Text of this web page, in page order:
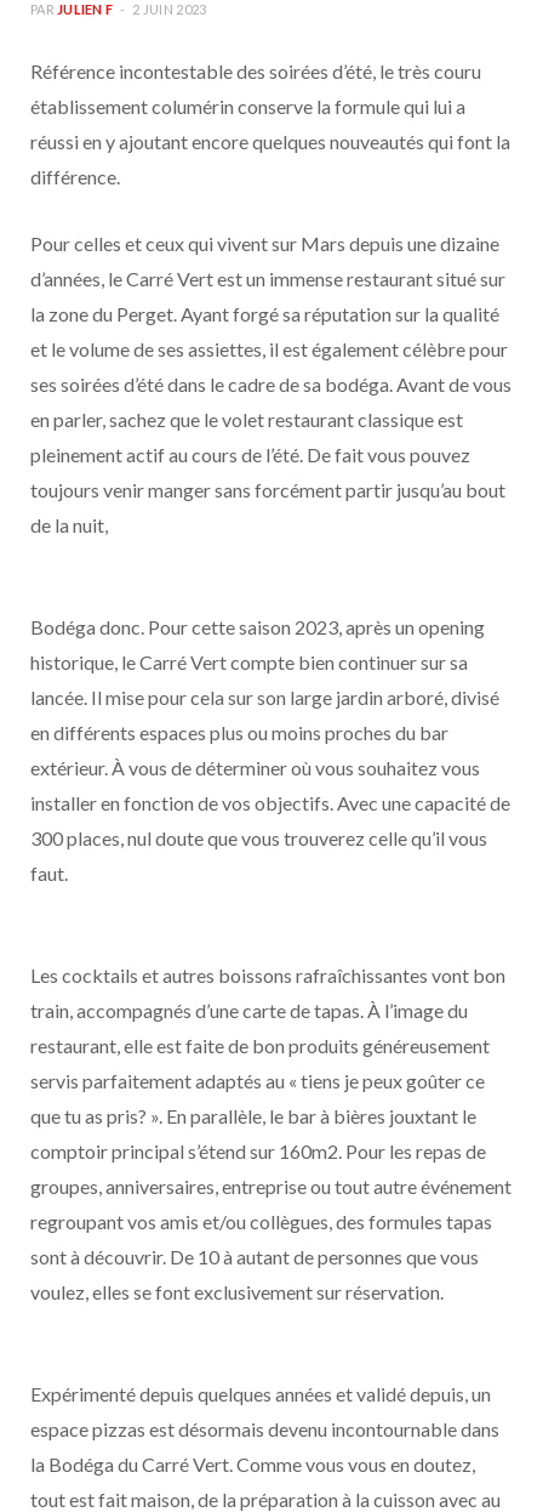
PAR JULIEN F 2 JUIN 2023
Référence incontestable des soirées d’été, le très couru
établissement columérin conserve la formule qui lui a
réussi en y ajoutant encore quelques nouveautés qui font la
différence.
Pour celles et ceux qui vivent sur Mars depuis une dizaine
d’années, le Carré Vert est un immense restaurant situé sur
la zone du Perget. Ayant forgé sa réputation sur la qualité
et le volume de ses assiettes, il est également célèbre pour
ses soirées d’été dans le cadre de sa bodéga. Avant de vous
en parler, sachez que le volet restaurant classique est
pleinement actif au cours de l’été. De fait vous pouvez
toujours venir manger sans forcément partir jusqu’au bout
de la nuit,
Bodéga donc. Pour cette saison 2023, après un opening
historique, le Carré Vert compte bien continuer sur sa
lancée. Il mise pour cela sur son large jardin arboré, divisé
en différents espaces plus ou moins proches du bar
extérieur. À vous de déterminer où vous souhaitez vous
installer en fonction de vos objectifs. Avec une capacité de
300 places, nul doute que vous trouverez celle qu’il vous
faut.
Les cocktails et autres boissons rafraîchissantes vont bon
train, accompagnés d’une carte de tapas. À l’image du
restaurant, elle est faite de bon produits généreusement
servis parfaitement adaptés au « tiens je peux goûter ce
que tu as pris? ». En parallèle, le bar à bières jouxtant le
comptoir principal s’étend sur 160m2. Pour les repas de
groupes, anniversaires, entreprise ou tout autre événement
regroupant vos amis et/ou collègues, des formules tapas
sont à découvrir. De 10 à autant de personnes que vous
voulez, elles se font exclusivement sur réservation.
Expérimenté depuis quelques années et validé depuis, un
espace pizzas est désormais devenu incontournable dans
la Bodéga du Carré Vert. Comme vous vous en doutez,
tout est fait maison, de la préparation à la cuisson avec au